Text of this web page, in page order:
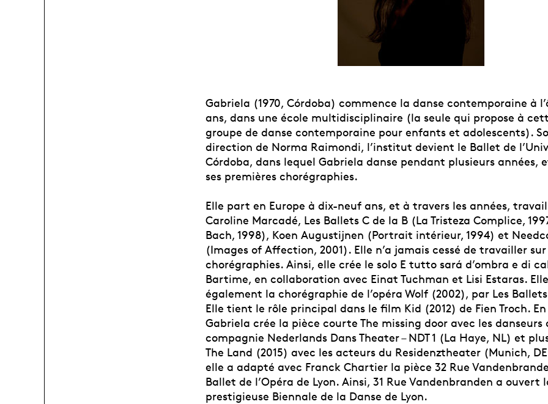
Gabriela (1970, Córdoba) commence la danse contemporaine à
ans, dans une école multidisciplinaire (la seule qui propose à
groupe de danse contemporaine pour enfants et adolescents).
direction de Norma Raimondi, l’institut devient le Ballet de
Córdoba, dans lequel Gabriela danse pendant plusieurs années,
ses premières chorégraphies.
Elle part en Europe à dix-neuf ans, et à travers les années,
Caroline Marcadé, Les Ballets C de la B (La Tristeza Complice,
Bach, 1998), Koen Augustijnen (Portrait intérieur, 1994) et
(Images of Affection, 2001). Elle n’a jamais cessé de travailler sur
chorégraphies. Ainsi, elle crée le solo E tutto sará d’ombra e di
Bartime, en collaboration avec Einat Tuchman et Lisi Estaras.
également la chorégraphie de l’opéra Wolf (2002), par Les
Elle tient le rôle principal dans le film Kid (2012) de Fien Troch. En
Gabriela crée la pièce courte The missing door avec les danseurs
compagnie Nederlands Dans Theater – NDT 1 (La Haye, NL) et
The Land (2015) avec les acteurs du Residenztheater (Munich,
elle a adapté avec Franck Chartier la pièce 32 Rue
Ballet de l’Opéra de Lyon. Ainsi, 31 Rue Vandenbranden a ouvert
prestigieuse Biennale de la Danse de Lyon.